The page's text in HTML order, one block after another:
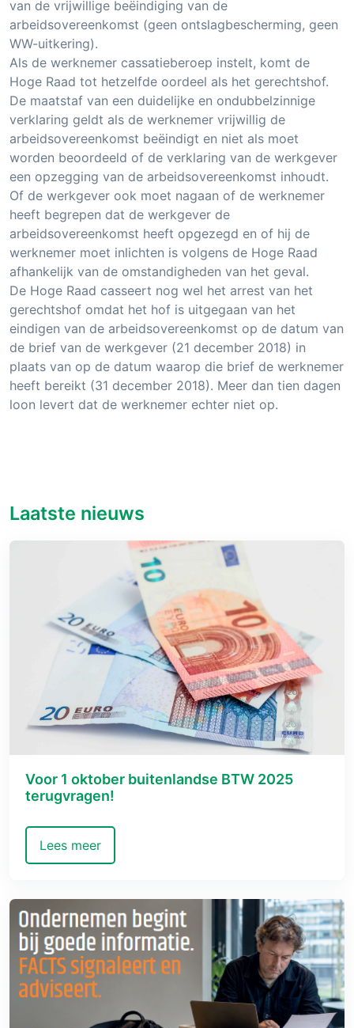
van de vrijwillige beëindiging van de
arbeidsovereenkomst (geen ontslagbescherming, geen
WW-uitkering).
Als de werknemer cassatieberoep instelt, komt de
Hoge Raad tot hetzelfde oordeel als het gerechtshof.
De maatstaf van een duidelijke en ondubbelzinnige
verklaring geldt als de werknemer vrijwillig de
arbeidsovereenkomst beëindigt en niet als moet
worden beoordeeld of de verklaring van de werkgever
een opzegging van de arbeidsovereenkomst inhoudt.
Of de werkgever ook moet nagaan of de werknemer
heeft begrepen dat de werkgever de
arbeidsovereenkomst heeft opgezegd en of hij de
werknemer moet inlichten is volgens de Hoge Raad
afhankelijk van de omstandigheden van het geval.
De Hoge Raad casseert nog wel het arrest van het
gerechtshof omdat het hof is uitgegaan van het
eindigen van de arbeidsovereenkomst op de datum van
de brief van de werkgever (21 december 2018) in
plaats van op de datum waarop die brief de werknemer
heeft bereikt (31 december 2018). Meer dan tien dagen
loon levert dat de werknemer echter niet op.
Laatste nieuws
Voor 1 oktober buitenlandse BTW 2025
terugvragen!
Lees meer